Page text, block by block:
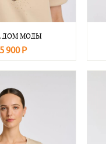
ДОМ МОДЫ
900 Р